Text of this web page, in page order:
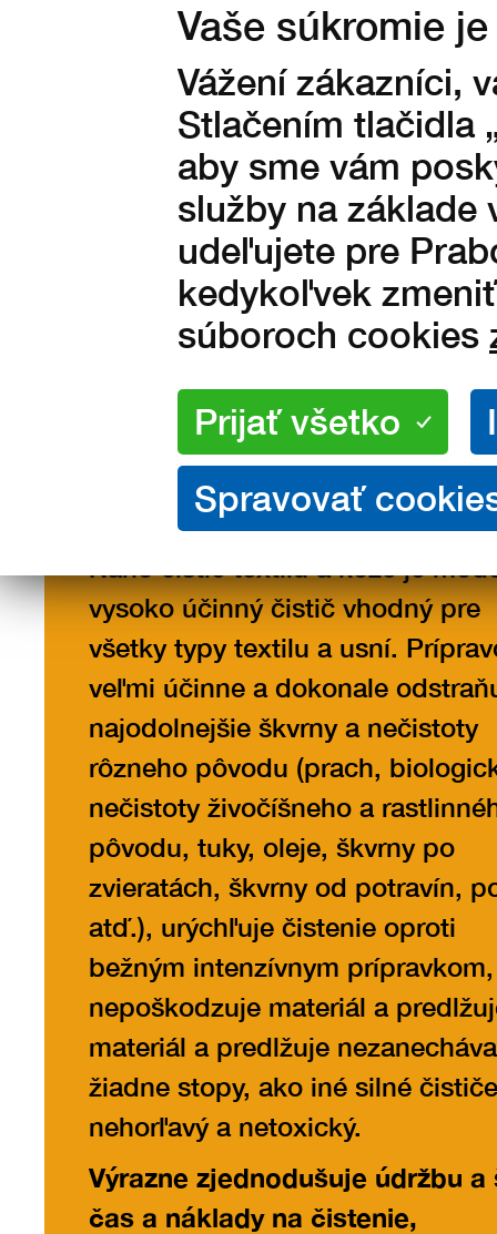
Vaše súkromie
Vážení zákazníci,
Stlačením tlačidla
aby sme vám
služby na základe
udeľujete pre
kedykoľvek
súboroch cookies
Kč s DPH
169 Kč bez DPH
Popis produktu
Nano čistič textilu a kože je
vysoko účinný čistič vhodný pre
všetky typy textilu a usní.
veľmi účinne a dokonale
najodolnejšie škvrny a nečistoty
rôzneho pôvodu (prach,
nečistoty živočíšneho a
pôvodu, tuky, oleje, škvrny po
zvieratách, škvrny od potravín,
atď.), urýchľuje čistenie oproti
bežným intenzívnym prípravkom,
nepoškodzuje materiál a
materiál a predlžuje nezanecháva
žiadne stopy, ako iné silné
nehorľavý a netoxický.
Výrazne zjednodušuje údržbu a
čas a náklady na čistenie,